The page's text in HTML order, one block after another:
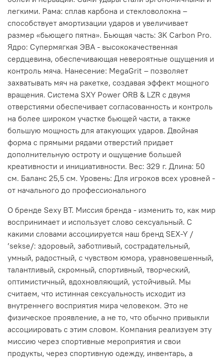
легкими. Рама: сплав карбона и стекловолокна –
способствует амортизации ударов и увеличивает
размер «бьющего пятна». Бьющая часть: 3K Carbon Pro.
Ядро: Супермягкая ЭВА - высококачественная
сердцевина, обеспечивающая невероятные ощущения и
контроль мяча. Нанесение: MegaGrit – позволяет
захватывать мяч на ракетке, создавая эффект мощного
вращения. Система SXY Power ORB & LZR с двумя
отверстиями обеспечивает согласованность и контроль
на более широком участке бьющей части, а также
большую мощность для атакующих ударов. Двойная
форма с прямыми рядами отверстий придает
дополнительную остроту и ощущение большей
креативности и инициативности. Вес: 329 г. Длина: 50
см. Баланс 25,5 см. Уровень: Для игроков всех уровней -
от начального до профессионального
О бренде Sexy BT. Миссия бренда - изменить то, как мир
воспринимает и использует слово сексуальный. С
какими словами ассоциируется наш бренд SEX-Y /
’sekse/: здоровый, заботливый, сострадательный,
умный, радостный, с чувством юмора, уравновешенный,
талантливый, скромный, спортивный, творческий,
оптимистичный, вдохновляющий, устойчивый. Мы
считаем, что истинная сексуальность исходит из
внутреннего восприятия мира человеком. Это не
физическое проявление, а не то, что обычно привыкли
ассоциировать с этим словом. Компания реализуем эту
миссию через спортивные мероприятия и свои
продукты, через спортивную одежду, инвентарь, а